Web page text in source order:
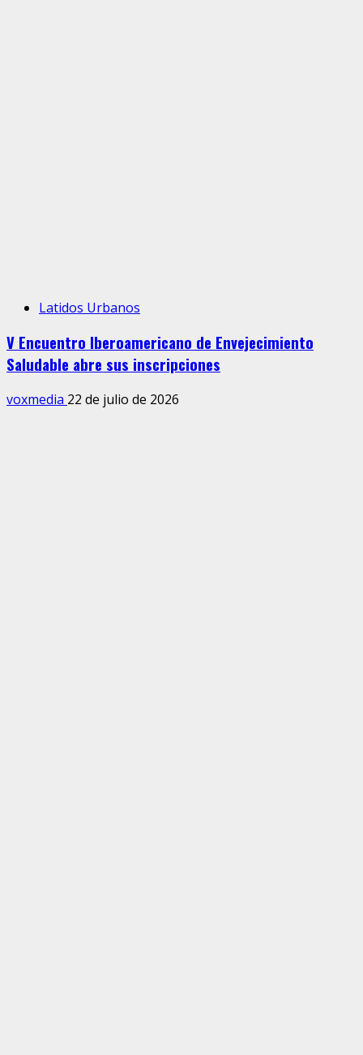
Latidos Urbanos
V Encuentro Iberoamericano de Envejecimiento
Saludable abre sus inscripciones
voxmedia 22 de julio de 2026